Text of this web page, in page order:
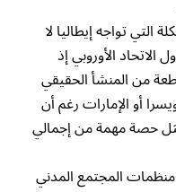
التي تواجه إيطاليا لا
الأوروبي إذ
من المنشأ الحقيقي
أو الإمارات رغم أن
حصة مهمة من إجمالي
المجتمع المدني